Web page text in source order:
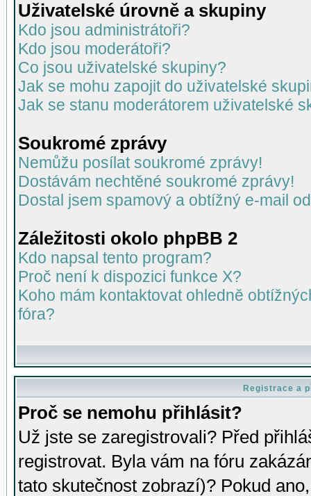
Uživatelské úrovně a skupiny
Kdo jsou administrátoři?
Kdo jsou moderátoři?
Co jsou uživatelské skupiny?
Jak se mohu zapojit do uživatelské
Jak se stanu moderátorem uživatelské
Soukromé zprávy
Nemůžu posílat soukromé zprávy!
Dostávám nechtěné soukromé zprávy!
Dostal jsem spamový a obtížný e-mail
Záležitosti okolo phpBB 2
Kdo napsal tento program?
Proč není k dispozici funkce X?
Koho mám kontaktovat ohledně
fóra?
Registrace a
Proč se nemohu přihlásit?
Už jste se zaregistrovali? Před
registrovat. Byla vám na fóru
tato skutečnost zobrazí)? Pokud